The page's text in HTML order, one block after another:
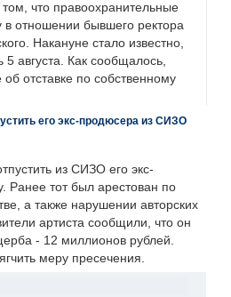
что правоохранительные
в отношении бывшего ректора
Накануне стало известно,
5 августа. Как сообщалось,
отставке по собственному
его экс-продюсера из СИЗО
из СИЗО его экс-
Ранее тот был арестован по
а также нарушении авторских
артиста сообщили, что он
- 12 миллионов рублей.
меру пресечения.